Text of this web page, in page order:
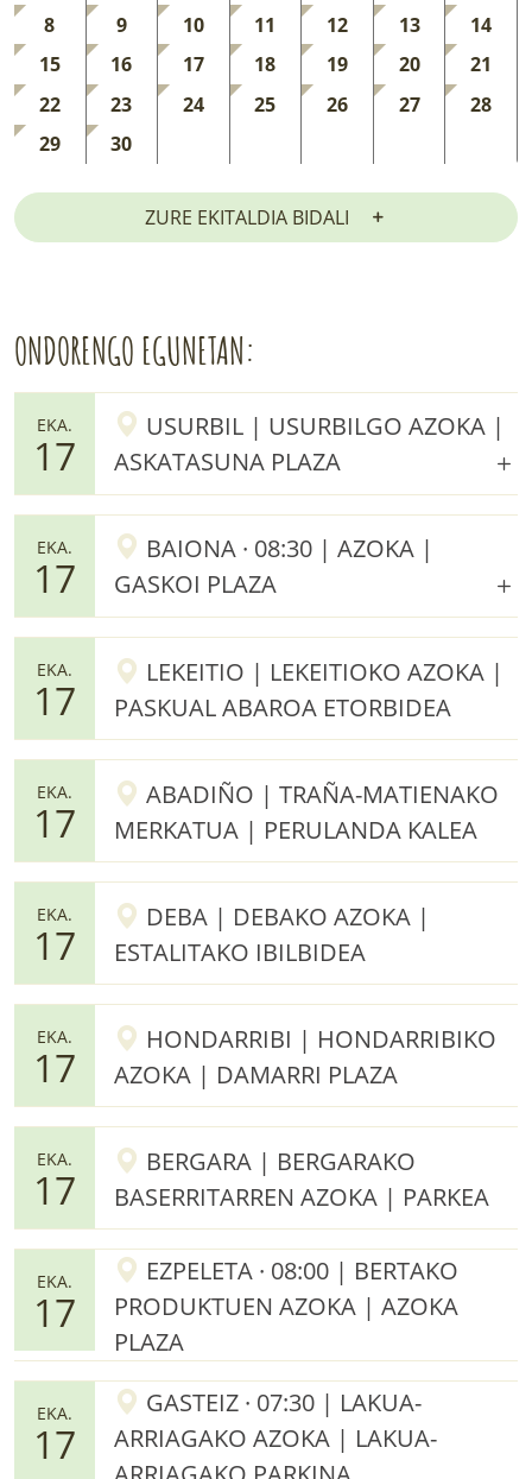
8
9 10 11 12 13
14
15
16 17 18 19 20
21
22
23 24 25 26 27
28
29
30
ZURE EKITALDIA BIDALI
ONDORENGO EGUNETAN:
EKA.
17
USURBIL | USURBILGO AZOKA |
ASKATASUNA PLAZA
EKA.
17
BAIONA · 08:30 | AZOKA |
GASKOI PLAZA
EKA.
17
LEKEITIO | LEKEITIOKO AZOKA |
PASKUAL ABAROA ETORBIDEA
EKA.
17
ABADIÑO | TRAÑA-MATIENAKO
MERKATUA | PERULANDA KALEA
EKA.
17
DEBA | DEBAKO AZOKA |
ESTALITAKO IBILBIDEA
EKA.
17
HONDARRIBI | HONDARRIBIKO
AZOKA | DAMARRI PLAZA
EKA.
17
BERGARA | BERGARAKO
BASERRITARREN AZOKA | PARKEA
EKA.
17
EZPELETA · 08:00 | BERTAKO
PRODUKTUEN AZOKA | AZOKA
PLAZA
EKA.
17
GASTEIZ · 07:30 | LAKUA-
ARRIAGAKO AZOKA | LAKUA-